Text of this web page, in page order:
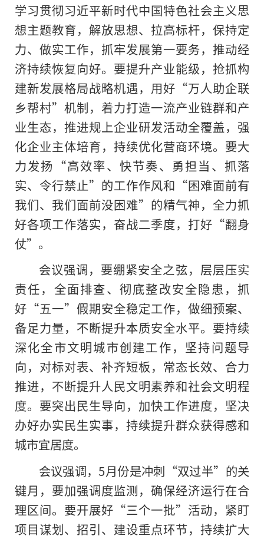
学习贯彻习近平新时代中国特色社会主义思
想主题教育，解放思想、拉高标杆，保持定
力、做实工作，抓牢发展第一要务，推动经
济持续恢复向好。要提升产业能级，抢抓构
建新发展格局战略机遇，用好“万人助企联
乡帮村”机制，着力打造一流产业链群和产
业生态，推进规上企业研发活动全覆盖，强
化企业主体培育，持续优化营商环境。要大
力发扬“高效率、快节奏、勇担当、抓落
实、令行禁止”的工作作风和“困难面前有
我们、我们面前没困难”的精气神，全力抓
好各项工作落实，奋战二季度，打好“翻身
仗”。
会议强调，要绷紧安全之弦，层层压实
责任，全面排查、彻底整改安全隐患，抓
好“五一”假期安全稳定工作，做细预案、
备足力量，不断提升本质安全水平。要持续
深化全市文明城市创建工作，坚持问题导
向，对标对表、补齐短板，常态长效、合力
推进，不断提升人民文明素养和社会文明程
度。要突出民生导向，加快工作进度，坚决
办好办实民生实事，持续提升群众获得感和
城市宜居度。
会议强调，5月份是冲刺“双过半”的关
键月，要加强调度监测，确保经济运行在合
理区间。要开展好“三个一批”活动，紧盯
项目谋划、招引、建设重点环节，持续扩大